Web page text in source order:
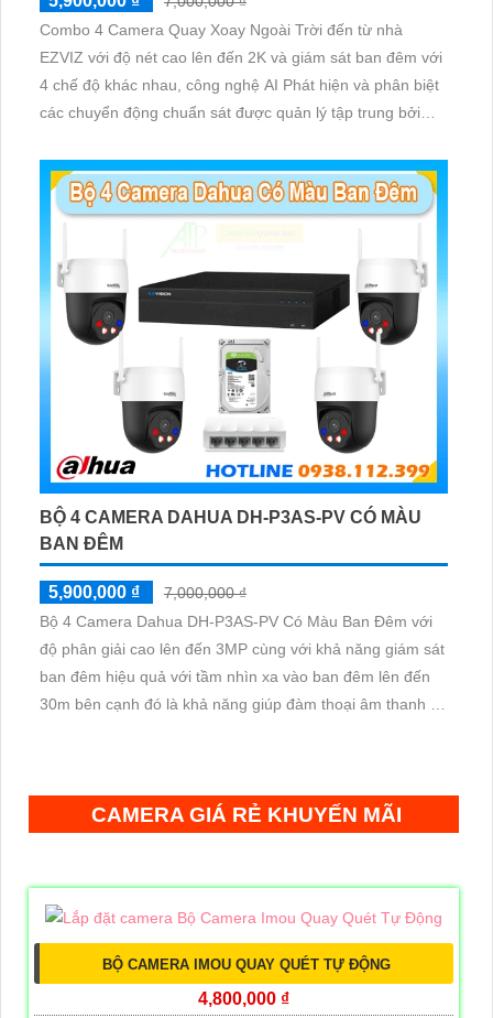
Combo 4 Camera Quay Xoay Ngoài Trời đến từ nhà
EZVIZ với độ nét cao lên đến 2K và giám sát ban đêm với
4 chế độ khác nhau, công nghệ AI Phát hiện và phân biệt
các chuyển động chuẩn sát được quản lý tập trung bởi
BỘ 4 CAMERA DAHUA DH-P3AS-PV CÓ MÀU
BAN ĐÊM
5,900,000 ₫
7,000,000 ₫
Bộ 4 Camera Dahua DH-P3AS-PV Có Màu Ban Đêm với
độ phân giải cao lên đến 3MP cùng với khả năng giám sát
ban đêm hiệu quả với tầm nhìn xa vào ban đêm lên đến
30m bên cạnh đó là khả năng giúp đàm thoại âm thanh 2
CAMERA GIÁ RẺ KHUYẾN MÃI
BỘ CAMERA IMOU QUAY QUÉT TỰ ĐỘNG
4,800,000 ₫